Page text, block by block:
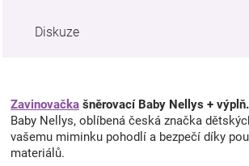
Diskuze
Zavinovačka šněrovací Baby Nellys + výplň.
Baby Nellys, oblíbená česká značka
vašemu miminku pohodlí a bezpečí díky
materiálů.